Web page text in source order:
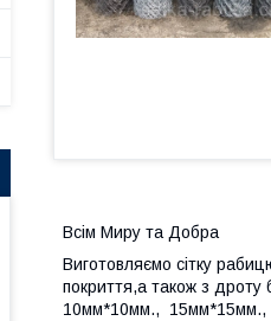
Всім Миру та Добра
Виготовляємо сітку
покриття,а також з
10мм*10мм., 15мм*15мм.,